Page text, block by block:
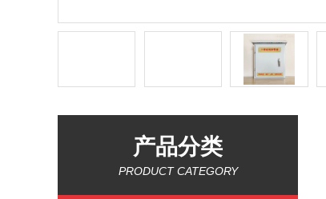
产品分类
PRODUCT CATEGORY